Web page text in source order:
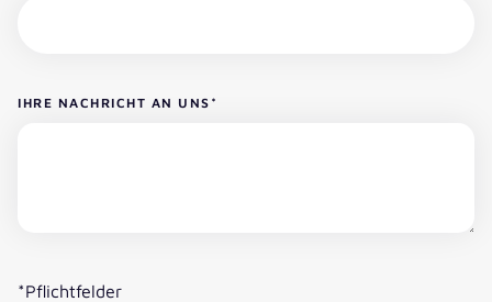
IHRE NACHRICHT AN UNS *
*Pflichtfelder